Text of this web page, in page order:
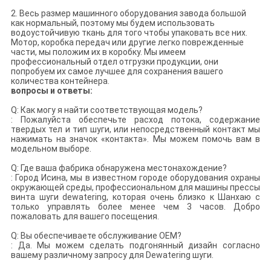
2. Весь размер машинного оборудования завода большой
как нормальный, поэтому мы будем использовать
водоустойчивую ткань для того чтобы упаковать все них.
Мотор, коробка передач или другие легко поврежденные
части, мы положим их в коробку. Мы имеем
профессиональный отдел отгрузки продукции, они
попробуем их самое лучшее для сохранения вашего
количества контейнера.
вопросы и ответы:
Q: Как могу я найти соответствующая модель?
: Пожалуйста обеспечьте расход потока, содержание
твердых тел и тип шуги, или непосредственный контакт мы
нажимать на значок «контакта». Мы можем помочь вам в
модельном выборе.
Q: Где ваша фабрика обнаружена местонахождение?
: Город Исина, мы в известном городе оборудования охраны
окружающей среды, профессиональном для машины прессы
винта шуги dewatering, которая очень близко к Шанхаю с
только управлять более менее чем 3 часов. Добро
пожаловать для вашего посещения.
Q: Вы обеспечиваете обслуживание OEM?
: Да. Мы можем сделать подгонянный дизайн согласно
вашему различному запросу для Dewatering шуги.